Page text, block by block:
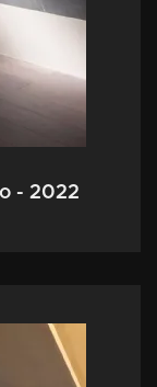
- 2022